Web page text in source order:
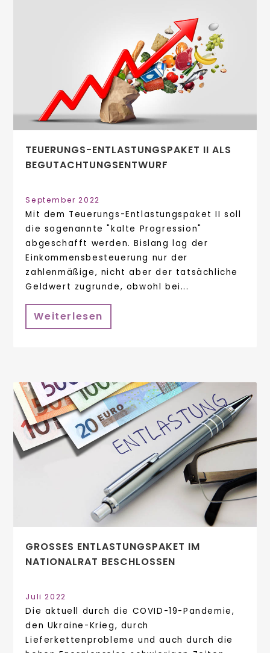
TEUERUNGS-ENTLASTUNGSPAKET II ALS
BEGUTACHTUNGSENTWURF
September 2022
Mit dem Teuerungs-Entlastungspaket II soll
die sogenannte "kalte Progression"
abgeschafft werden. Bislang lag der
Einkommensbesteuerung nur der
zahlenmäßige, nicht aber der tatsächliche
Geldwert zugrunde, obwohl bei...
Weiterlesen
GROSSES ENTLASTUNGSPAKET IM N
ATIONALRAT BESCHLOSSEN
Juli 2022
Die aktuell durch die COVID-19-Pandemie,
den Ukraine-Krieg, durch
Lieferkettenprobleme und auch durch die